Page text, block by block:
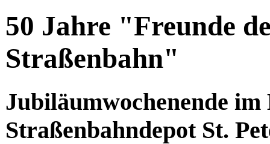
50 Jahre "Freunde
Straßenbahn"
Jubiläumwochenende
Straßenbahndepot St.